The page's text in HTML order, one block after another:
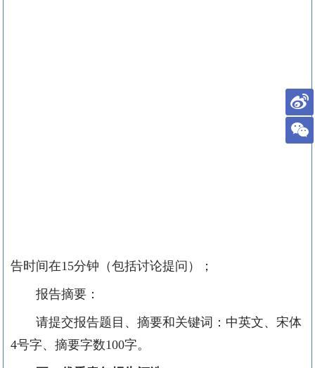
告时间在15分钟（包括讨论提问）；
报告摘要：
请提交报告题目、摘要和关键词：中英文、宋体
4号字、摘要字数100字。